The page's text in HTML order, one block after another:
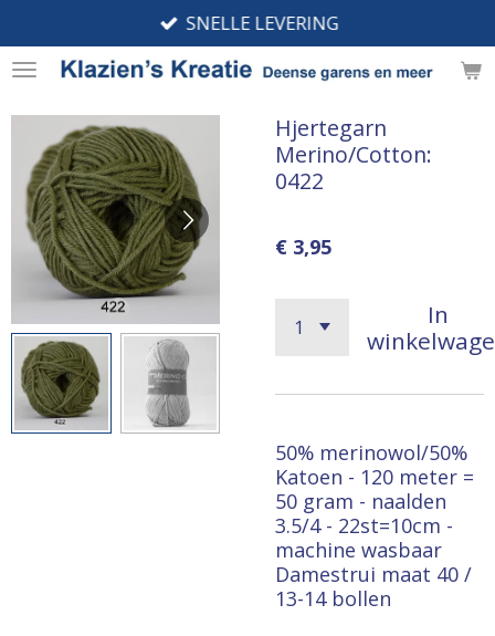
direct
naar
hoofdinhoud
SNELLE LEVERING
Hjertegarn
Merino/Cotton:
0422
€ 3,95
In
50% merinowol/50%
Katoen - 120 meter =
50 gram - naalden
3.5/4 - 22st=10cm -
machine wasbaar
Damestrui maat 40 /
13-14 bollen